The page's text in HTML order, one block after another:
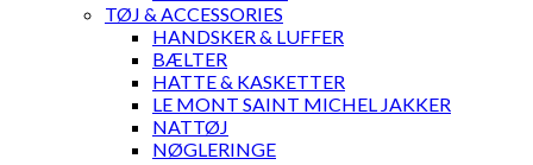
TØJ & ACCESSORIES
HANDSKER & LUFFER
BÆLTER
HATTE & KASKETTER
LE MONT SAINT MICHEL JAKKER
NATTØJ
NØGLERINGE